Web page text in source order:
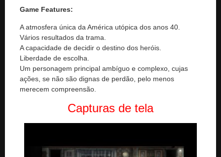
Game Features:
A atmosfera única da América utópica dos anos 40.
Vários resultados da trama.
A capacidade de decidir o destino dos heróis.
Liberdade de escolha.
Um personagem principal ambíguo e complexo, cujas
ações, se não são dignas de perdão, pelo menos
merecem compreensão.
Capturas de tela